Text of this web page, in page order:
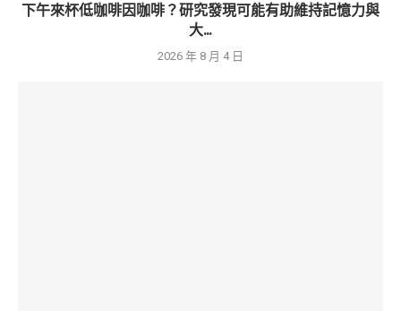
下午來杯低咖啡因咖啡？研究發現可能有助維持記憶力與
大...
2026 年 8 月 4 日